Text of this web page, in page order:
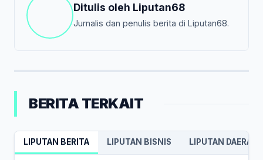
Ditulis oleh Liputan68
Jurnalis dan penulis berita di Liputan68.
BERITA TERKAIT
LIPUTAN BERITA LIPUTAN BISNIS LIPUTAN DAERAH